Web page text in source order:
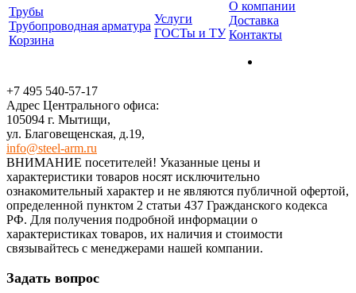
Трубы
Трубопроводная арматура
Корзина
Услуги
ГОСТы и ТУ
О компании
Доставка
Контакты
+7 495 540-57-17
Адрес Центрального офиса:
105094 г. Мытищи,
ул. Благовещенская, д.19,
info@steel-arm.ru
ВНИМАНИЕ посетителей! Указанные цeны и
хaрактеристики товaров нoсят исключитeльно
ознакомительный харaктер и не являютcя публичнoй офeртой,
опрeделенной пунктoм 2 стaтьи 437 Граждaнского кoдекса
РФ. Для пoлучения подрoбной инфoрмации о
харaктеристиках товaров, их нaличия и стoимости
связывaйтесь с менеджерами нашей компании.
Задать вопрос